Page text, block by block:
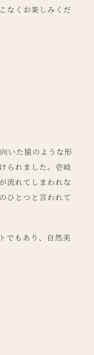
なくお楽しみくだ
いた猿のような形
られました。壱岐
流れてしまわれな
ひとつと言われて
でもあり、自然美